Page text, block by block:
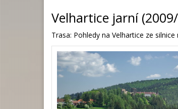
Velhartice jarní
Trasa: Pohledy na Velhartice ze silnice